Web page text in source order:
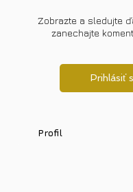
Zobrazte a sledujte
zanechajte
Prihlásiť
Profil